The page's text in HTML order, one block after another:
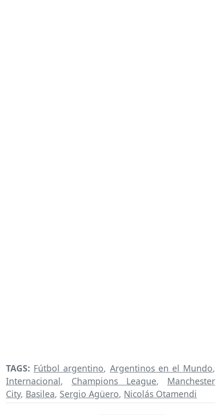
TAGS: Fútbol argentino, Argentinos en el Mundo,
Internacional, Champions League, Manchester
City, Basilea, Sergio Agüero, Nicolás Otamendi